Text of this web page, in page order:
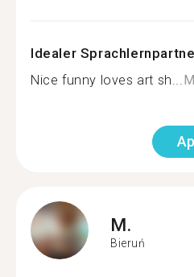
Idealer
Nice funny loves art sh...
M.
Bieruń